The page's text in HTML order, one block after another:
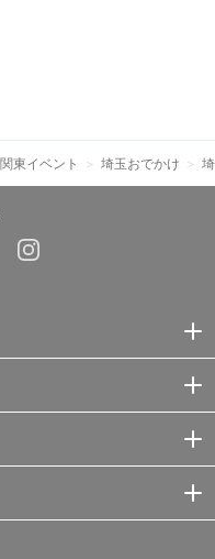
関東イベント 埼玉おでかけ